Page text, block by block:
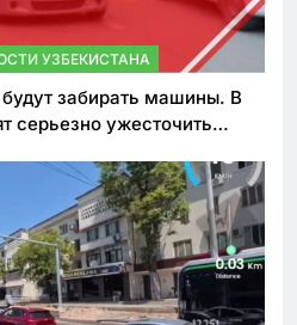
УЗБЕКИСТАНА
будут забирать машины. В
серьезно ужесточить